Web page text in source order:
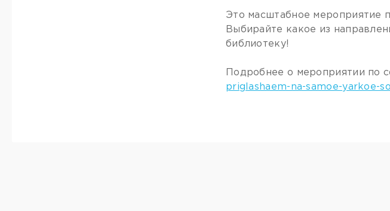
Это масштабное мероприятие
Выбирайте какое из
библиотеку!
Подробнее о мероприятии по
priglashaem-na-samoe-yarkoe-